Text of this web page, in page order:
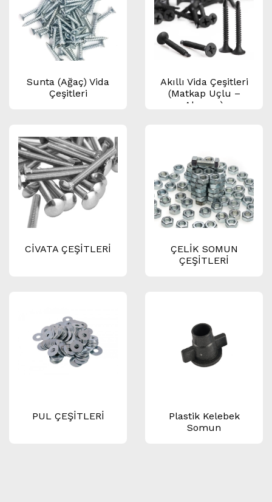
Sunta (Ağaç) Vida
Çeşitleri
Akıllı Vida Çeşitleri
(Matkap Uçlu –
Alçıpan)
CİVATA ÇEŞİTLERİ
ÇELİK SOMUN
ÇEŞİTLERİ
PUL ÇEŞİTLERİ
Plastik Kelebek
Somun